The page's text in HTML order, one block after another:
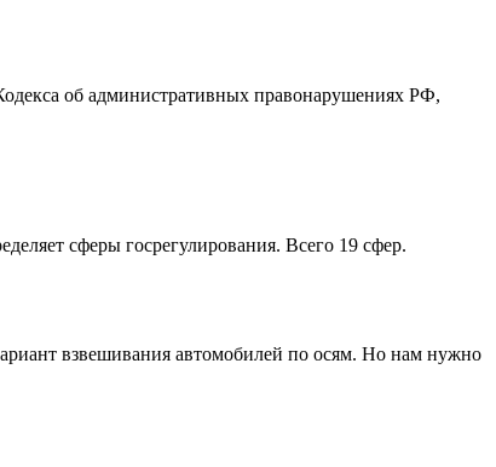
об административных правонарушениях РФ,
сферы госрегулирования. Всего 19 сфер.
взвешивания автомобилей по осям. Но нам нужно